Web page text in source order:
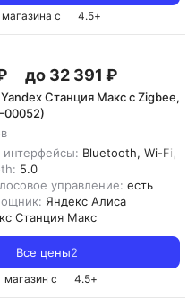
магазина с 4.5+
до 32 391 ₽
Станция Макс с Zigbee,
00052)
Bluetooth, Wi-Fi,
5.0
управление: есть
Яндекс Алиса
Cтанция Макс
Все цены2
магазин с 4.5+